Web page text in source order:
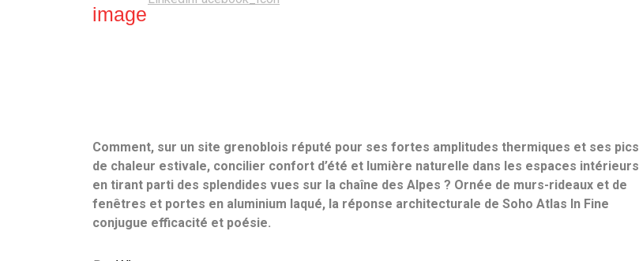
Comment, sur un site grenoblois réputé pour ses fortes amplitudes thermiques et ses pics
de chaleur estivale, concilier confort d’été et lumière naturelle dans les espaces intérieurs
en tirant parti des splendides vues sur la chaîne des Alpes ? Ornée de murs-rideaux et de
fenêtres et portes en aluminium laqué, la réponse architecturale de Soho Atlas In Fine
conjugue efficacité et poésie.